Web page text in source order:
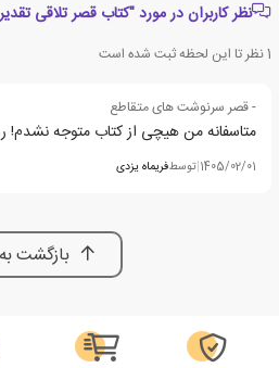
نظر کاربران در مورد "کتاب قصر تلاقی
1نظر تا این لحظه ثبت شده است
- قصر سرنوشت های متقاطع
متاسفانه من هیچی از کتاب متوجه نشدم!
1405/02/01
|توسطفریماه یزدی
بازگشت به